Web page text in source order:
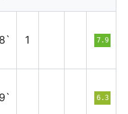
1 7.9
6.3